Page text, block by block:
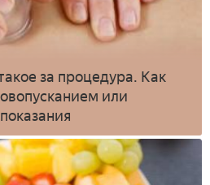
за процедура. Как
или